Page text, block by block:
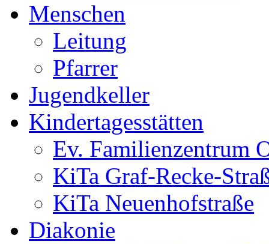
Menschen
Leitung
Pfarrer
Jugendkeller
Kindertagesstätten
Ev. Familienzentrum
KiTa Graf-Recke-
KiTa Neuenhofstraße
Diakonie